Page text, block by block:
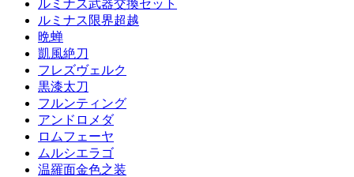
ルミナス武器交換セット
ルミナス限界超越
晩蝉
凱風絶刀
フレズヴェルク
黒漆太刀
フルンティング
アンドロメダ
ロムフェーヤ
ムルシエラゴ
温羅面金色之装